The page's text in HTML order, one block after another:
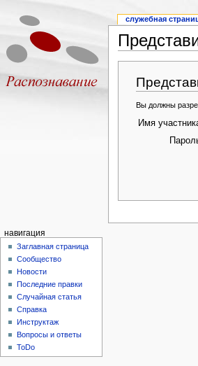
Вы должны
Имя
служебная
навигация
Заглавная страница
Сообщество
Новости
Последние правки
Случайная статья
Справка
Инструктаж
Вопросы и ответы
ToDo